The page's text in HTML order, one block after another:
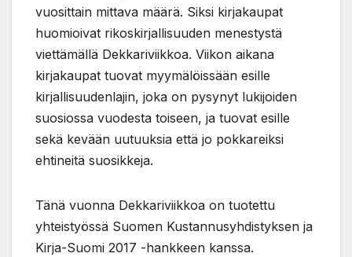
vuosittain mittava määrä. Siksi kirjakaupat
huomioivat rikoskirjallisuuden menestystä
viettämällä Dekkariviikkoa. Viikon aikana
kirjakaupat tuovat myymälöissään esille
kirjallisuudenlajin, joka on pysynyt lukijoiden
suosiossa vuodesta toiseen, ja tuovat esille
sekä kevään uutuuksia että jo pokkareiksi
ehtineitä suosikkeja.
Tänä vuonna Dekkariviikkoa on tuotettu
yhteistyössä Suomen Kustannusyhdistyksen ja
Kirja-Suomi 2017 -hankkeen kanssa.